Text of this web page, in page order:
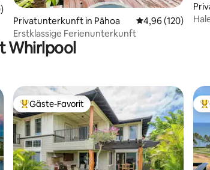
Bewertung: 4,95 von 5, 110 Bewertungen
Privatunterkunft in Pāhoa Durchschnittliche
4,96 (120)
Erstklassige Ferienunterkunft
Whirlpool
Beliebter Gäste-Favorit.
Gäste-Favorit